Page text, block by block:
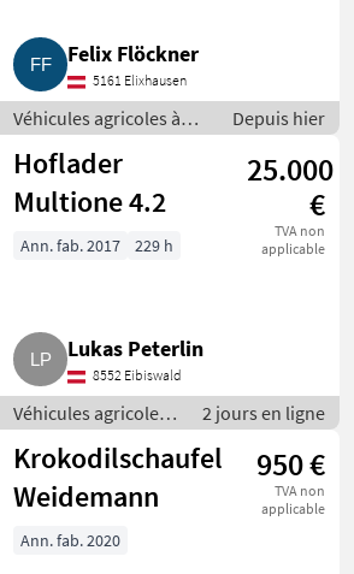
Felix Flöckner
5161 Elixhausen
Véhicules agricoles à
moteur / Chargeurs de
ferme
Depuis hier
Hoflader
Multione 4.2
25.000
€
TVA non
applicable
Ann. fab. 2017 229 h
Lukas Peterlin
8552 Eibiswald
Véhicules agricoles
à moteur /
Chargeurs de ferme
2 jours en ligne
Krokodilschaufel
Weidemann
950 €
TVA non
applicable
Ann. fab. 2020